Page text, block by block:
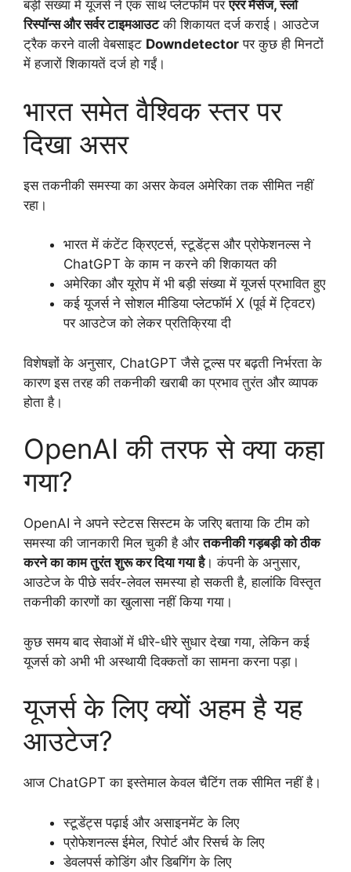
बड़ी संख्या में यूजर्स ने एक साथ प्लेटफॉर्म परएरर मैसेज, स्लो
रिस्पॉन्स और सर्वर टाइमआउटकी शिकायत दर्ज कराई। आउटेज
ट्रैक करने वाली वेबसाइट Downdetector पर कुछ ही मिनटों
में हजारों शिकायतें दर्ज हो गईं।
भारत समेत वैश्विक स्तर पर
दिखा असर
इस तकनीकी समस्या का असर केवल अमेरिका तक सीमित नहीं
रहा।
भारत में कंटेंट क्रिएटर्स, स्टूडेंट्स और प्रोफेशनल्स ने
ChatGPT के काम न करने की शिकायत की
अमेरिका और यूरोप में भी बड़ी संख्या में यूजर्स प्रभावित हुए
कई यूजर्स ने सोशल मीडिया प्लेटफॉर्म X (पूर्व में ट्विटर)
पर आउटेज को लेकर प्रतिक्रिया दी
विशेषज्ञों के अनुसार, ChatGPT जैसे टूल्स पर बढ़ती निर्भरता के
कारण इस तरह की तकनीकी खराबी का प्रभाव तुरंत और व्यापक
होता है।
OpenAI की तरफ से क्या कहा
गया?
OpenAI ने अपने स्टेटस सिस्टम के जरिए बताया कि टीम को
समस्या की जानकारी मिल चुकी है औरतकनीकी गड़बड़ी को ठीक
करने का काम तुरंत शुरू कर दिया गया है। कंपनी के अनुसार,
आउटेज के पीछे सर्वर-लेवल समस्या हो सकती है, हालांकि विस्तृत
तकनीकी कारणों का खुलासा नहीं किया गया।
कुछ समय बाद सेवाओं में धीरे-धीरे सुधार देखा गया, लेकिन कई
यूजर्स को अभी भी अस्थायी दिक्कतों का सामना करना पड़ा।
यूजर्स के लिए क्यों अहम है यह
आउटेज?
आज ChatGPT का इस्तेमाल केवल चैटिंग तक सीमित नहीं है।
स्टूडेंट्स पढ़ाई और असाइनमेंट के लिए
प्रोफेशनल्स ईमेल, रिपोर्ट और रिसर्च के लिए
डेवलपर्स कोडिंग और डिबगिंग के लिए